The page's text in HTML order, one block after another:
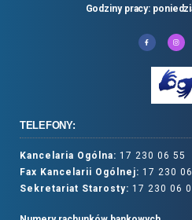
Godziny pracy:
TELEFONY:
Kancelaria Ogólna: 17 230 06 55
Fax Kancelarii Ogólnej: 17 230
Sekretariat Starosty: 17 230 06